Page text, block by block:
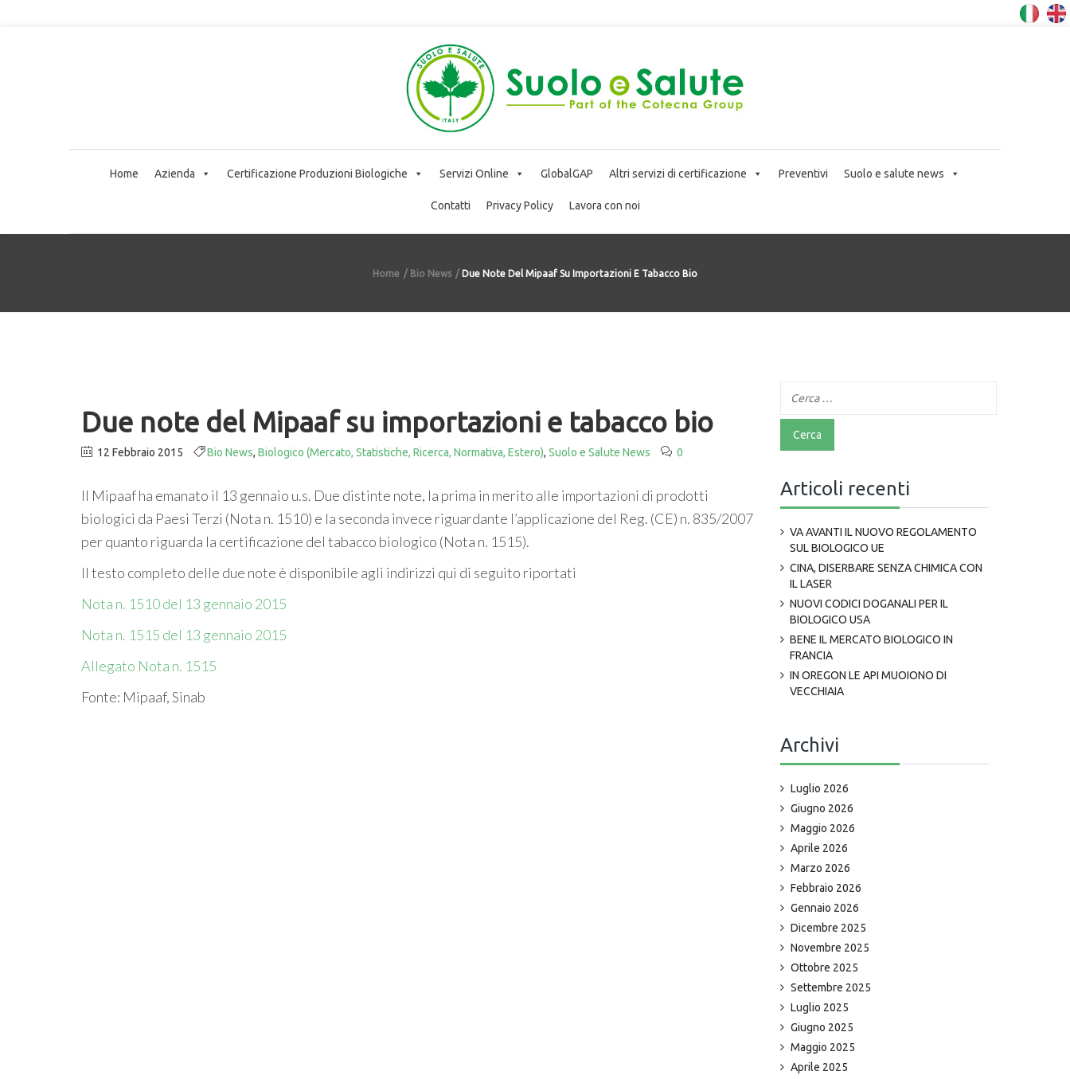
Home Azienda Certificazione Produzioni Biologiche Servizi Online GlobalGAP Altri servizi di certificazione Preventivi Suolo e salute news
Contatti Privacy Policy Lavora con noi
Home Bio News Due Note Del Mipaaf Su Importazioni E Tabacco Bio
Due note del Mipaaf su importazioni e tabacco bio
12 Febbraio 2015 Bio News, Biologico (Mercato, Statistiche, Ricerca, Normativa, Estero), Suolo e Salute News 0
Il Mipaaf ha emanato il 13 gennaio u.s. Due distinte note, la prima in merito alle importazioni di prodotti
biologici da Paesi Terzi (Nota n. 1510) e la seconda invece riguardante l’applicazione del Reg. (CE) n. 835/2007
per quanto riguarda la certificazione del tabacco biologico (Nota n. 1515).
Il testo completo delle due note è disponibile agli indirizzi qui di seguito riportati
Nota n. 1510 del 13 gennaio 2015
Nota n. 1515 del 13 gennaio 2015
Allegato Nota n. 1515
Fonte: Mipaaf, Sinab
Articoli recenti
VA AVANTI IL NUOVO REGOLAMENTO
SUL BIOLOGICO UE
CINA, DISERBARE SENZA CHIMICA CON
IL LASER
NUOVI CODICI DOGANALI PER IL
BIOLOGICO USA
BENE IL MERCATO BIOLOGICO IN
FRANCIA
IN OREGON LE API MUOIONO DI
VECCHIAIA
Archivi
Luglio 2026
Giugno 2026
Maggio 2026
Aprile 2026
Marzo 2026
Febbraio 2026
Gennaio 2026
Dicembre 2025
Novembre 2025
Ottobre 2025
Settembre 2025
Luglio 2025
Giugno 2025
Maggio 2025
Aprile 2025